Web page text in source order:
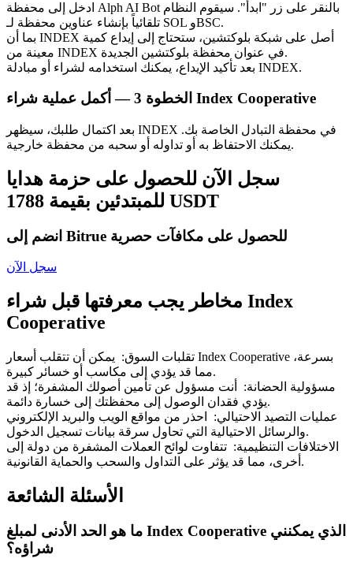
احصل على أرباح طويلة الأجل وفوائد مرنة
تعلم الستاكينغ
تعرف على كيفية كسب الدخل السلبي
Bitrue
شركاء بيترو
شركاء Bitrue
ادخل إلى محفظة Alph AI Bot بالنقر على زر "ابدأ". سيقوم النظام
تلقائياً بإنشاء عناوين محفظة لـ SOL وBSC.
بما أن INDEX أصل على شبكة بلوكتشين، ستحتاج إلى إيداع كمية
معينة من INDEX في عنوان محفظة بلوكتشين الجديدة.
بعد تأكيد الإيداع، يمكنك استخدامه لشراء أو مبادلة INDEX.
الخطوة أكمل عملية شراء Index Cooperative
بعد اكتمال طلبك، سيظهر INDEX في محفظة التبادل الخاصة بك.
يمكنك الاحتفاظ به أو تداوله أو سحبه من محفظة خارجية.
سجل الآن للحصول على حزمة هدايا
للمبتدئين بقيمة 1788 USDT
انضم إلى Bitrue للحصول على مكافآت حصرية
سجل الآن
مخاطر يجب معرفتها قبل شراء Index
Cooperative
تقلبات السوق: يمكن أن تتقلب أسعار Index Cooperative بسرعة،
مما قد يؤدي إلى مكاسب أو خسائر كبيرة.
مسؤولية الحضانة:
أنت مسؤول عن تأمين أصولك المشفرة؛ إذ قد
يؤدي فقدان الوصول إلى محفظتك إلى خسارة دائمة.
عمليات التصيد الاحتيالي:
احذر من مواقع الويب والبريد الإلكتروني
والرسائل الاحتيالية التي تحاول سرقة بيانات تسجيل الدخول.
الاختلافات التنظيمية: تتفاوت لوائح العملات المشفرة من دولة إلى
أخرى، مما قد يؤثر على التداول والسحب والحماية القانونية.
الأسئلة الشائعة
ما هو الحد الأدنى لمبلغ Index Cooperative الذي يمكنني
شراؤه؟